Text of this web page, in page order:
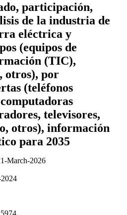
participación,
de la industria de
eléctrica y
(equipos de
(TIC),
otros), por
(teléfonos
televisores,
otros), información
para 2035
March-2026